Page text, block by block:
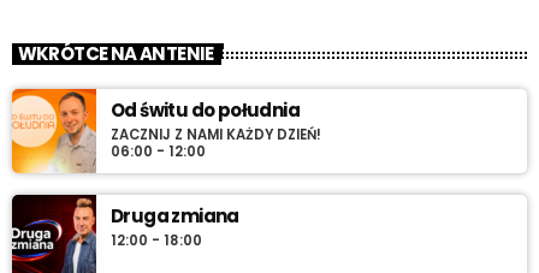
muzyka na zakończenie dnia. Spokojne rytmy, nastrojowe
dźwięki i klasyka, która tworzy klimat.
WKRÓTCE NA ANTENIE
Od świtu do południa
ZACZNIJ Z NAMI KAŻDY DZIEŃ!
06:00 - 12:00
Druga zmiana
12:00 - 18:00